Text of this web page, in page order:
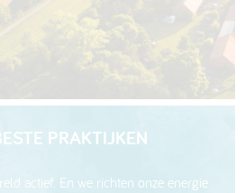
PRAKTIJKEN
actief. En we richten onze energie